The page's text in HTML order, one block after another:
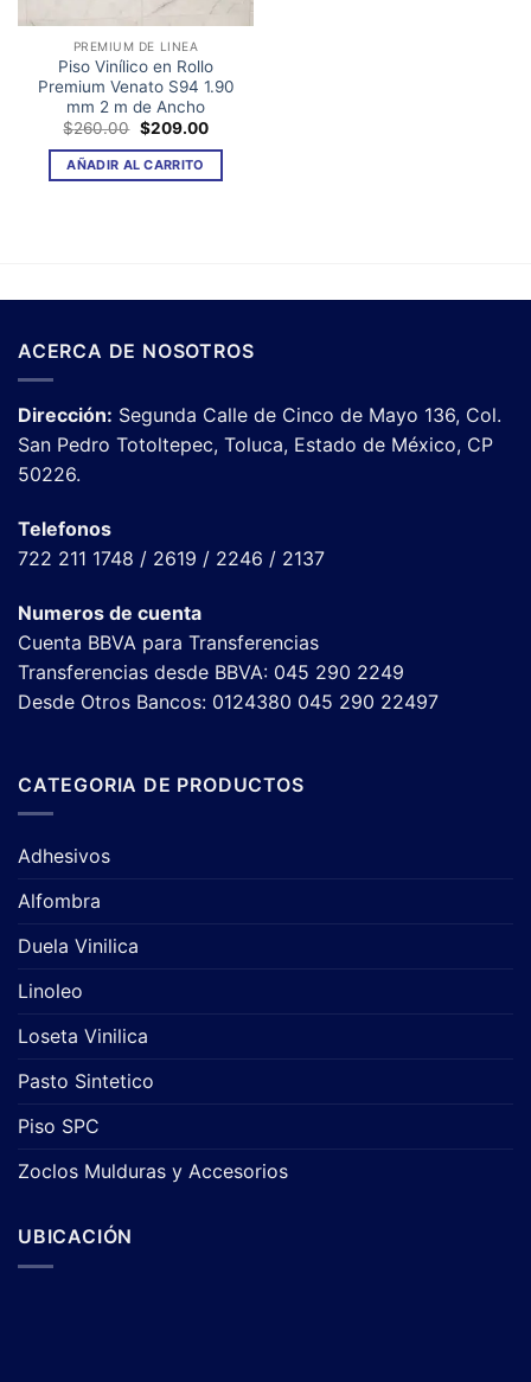
PREMIUM DE LINEA
Piso Vinílico en Rollo
Premium Venato S94 1.90
mm 2 m de Ancho
$260.00 El
precio
original
era:
$209.00El
actual
AÑADIR AL CARRITO
ACERCA DE NOSOTROS
Dirección: Segunda Calle de Cinco de Mayo 136, Col.
San Pedro Totoltepec, Toluca, Estado de México, CP
50226.
Telefonos
722 211 1748 / 2619 / 2246 / 2137
Numeros de cuenta
Cuenta BBVA para Transferencias
Transferencias desde BBVA: 045 290 2249
Desde Otros Bancos: 0124380 045 290 22497
CATEGORIA DE PRODUCTOS
Adhesivos
Alfombra
Duela Vinilica
Linoleo
Loseta Vinilica
Pasto Sintetico
Piso SPC
Zoclos Mulduras y Accesorios
UBICACIÓN